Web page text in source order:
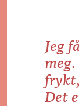
Jeg
meg.
Det